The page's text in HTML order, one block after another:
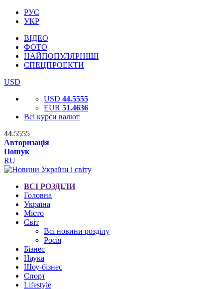
РУС
УКР
ВІДЕО
ФОТО
НАЙПОПУЛЯРНІШІ
СПЕЦПРОЕКТИ
USD
USD 44.5555
EUR 51.4636
Всі курси валют
44.5555
Авторизація
Пошук
RU
ВСІ РОЗДІЛИ
Головна
Україна
Місто
Світ
Всі новини розділу
Росія
Бізнес
Наука
Шоу-бізнес
Спорт
Lifestyle